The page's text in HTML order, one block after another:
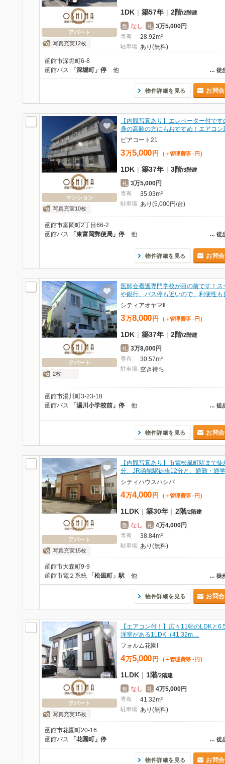
アパート
写真充実12枚
1DK | 築57年 | 2階/2階建
敷 なし 礼 3万5,000円
専有 28.92m²
駐車場 あり(無料)
函館市深堀町6-8
… 徒
函館バス 「深堀町」停 他
物件詳細を見る お問
マンション
写真充実10枚
【内観写真あり】エレベーター付です
身の高齢の方にもおすすめ！エアコ
ピアコート21
3万5,000 円 (＋管理費等 - 円 )
1DK | 築37年 | 3階/3階建
礼 3万5,000円
専有 35.03m²
駐車場 あり(5,000円/台)
函館市富岡町2丁目66-2
… 徒
函館バス 「東富岡郵便局」停 他
物件詳細を見る お問
アパート
2枚
医師会看護専門学校が目の前です！ス
や銀行、バス停も近いので、利便性
シティアオヤマⅡ
3万8,000 円 (＋管理費等 - 円 )
1DK | 築37年 | 2階/2階建
礼 3万8,000円
専有 30.57m²
駐車場 空き待ち
函館市湯川町3-23-18
… 徒
函館バス 「湯川小学校前」停 他
物件詳細を見る お問
アパート
写真充実15枚
【内観写真あり】市電松風町駅まで徒
分、JR函館駅徒歩12分と、通勤・通
シティハウスハシバ
4万4,000 円 (＋管理費等 - 円 )
1LDK | 築30年 | 2階/2階建
敷 なし 礼 4万4,000円
専有 38.84m²
駐車場 あり(無料)
函館市大森町9-9
… 徒
函館市電２系統 「松風町」駅 他
物件詳細を見る お問
アパート
写真充実15枚
【エアコン付！】広々11帖のLDKと
洋室がある1LDK（41.32m…
フォルム花園Ⅰ
4万5,000 円 (＋管理費等 - 円 )
1LDK | 1階/2階建
敷 なし 礼 4万5,000円
専有 41.32m²
駐車場 あり(無料)
函館市花園町20-16
… 徒
函館バス 「花園町」停
物件詳細を見る お問